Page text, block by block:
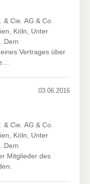
& Cie. AG & Co.
Köln, Unter
Dem
Vertrages über
03.06.2016
Cie. AG & Co.
Köln, Unter
Dem
Mitglieder des